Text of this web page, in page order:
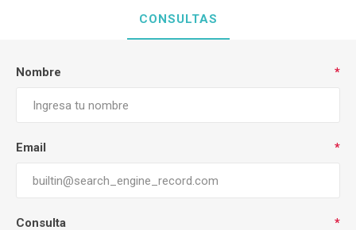
CONSULTAS
Nombre *
Email *
Consulta *